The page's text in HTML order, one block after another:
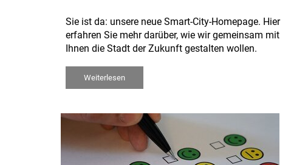
Sie ist da: unsere neue Smart-City-Homepage. Hier
erfahren Sie mehr darüber, wie wir gemeinsam mit
Ihnen die Stadt der Zukunft gestalten wollen.
Weiterlesen